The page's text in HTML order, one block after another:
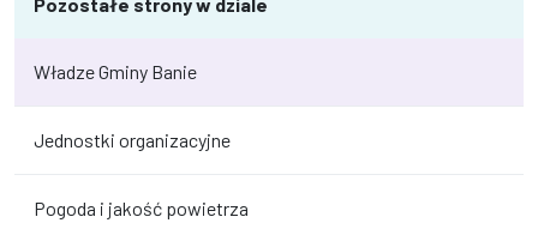
Władze Gminy Banie
Jednostki organizacyjne
Pogoda i jakość powietrza